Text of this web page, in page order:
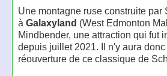
Une montagne ruse construite
à Galaxyland (West Edmonton
Mindbender, une attraction qui fut
depuis juillet 2021. Il n'y aura
réouverture de ce classique de